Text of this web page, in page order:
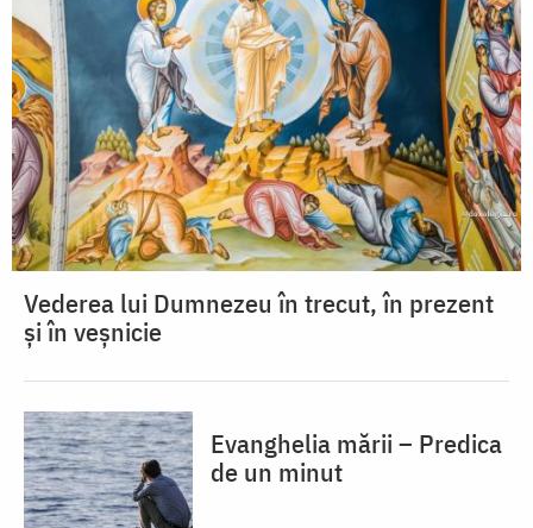
Vederea lui Dumnezeu în trecut, în prezent
și în veșnicie
Evanghelia mării – Predica
de un minut